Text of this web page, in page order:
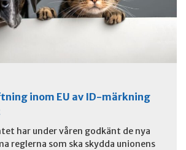
inom EU av ID-märkning
har under våren godkänt de nya
reglerna som ska skydda unionens